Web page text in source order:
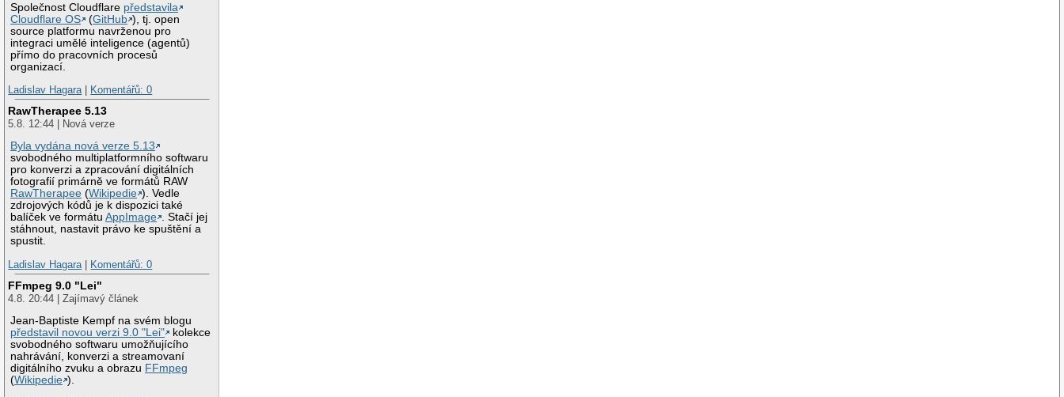
Společnost Cloudflare představila
Cloudflare OS
(GitHub ), tj. open
source platformu navrženou pro
integraci umělé inteligence (agentů)
přímo do pracovních procesů
organizací.
Ladislav Hagara| Komentářů: 0
RawTherapee 5.13
5.8. 12:44 | Nová verze
Byla vydána nová verze 5.13
svobodného multiplatformního softwaru
pro konverzi a zpracování digitálních
fotografií primárně ve formátů RAW
RawTherapee (Wikipedie ). Vedle
zdrojových kódů je k dispozici také
balíček ve formátuAppImage . Stačí jej
stáhnout, nastavit právo ke spuštění a
spustit.
Ladislav Hagara| Komentářů: 0
FFmpeg 9.0 "Lei"
4.8. 20:44 | Zajímavý článek
Jean-Baptiste Kempf na svém blogu
představil novou verzi 9.0 "Lei"
kolekce
svobodného softwaru umožňujícího
nahrávání, konverzi a streamovaní
digitálního zvuku a obrazu FFmpeg
(Wikipedie ).